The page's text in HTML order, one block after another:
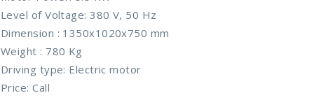
Level of Voltage: 380 V, 50 Hz
Dimension : 1350x1020x750 mm
Weight : 780 Kg
Driving type: Electric motor
Price: Call